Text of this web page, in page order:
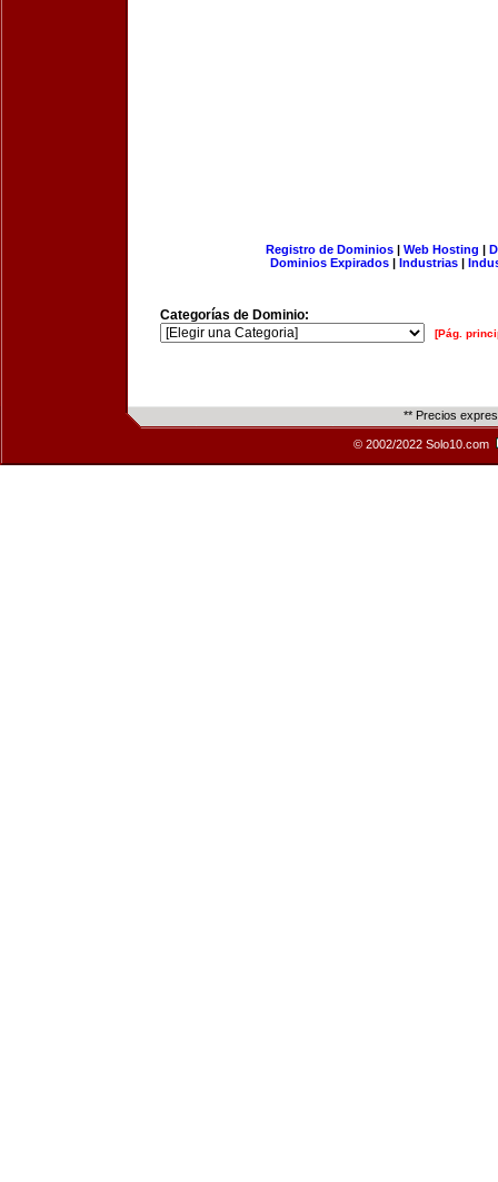
Registro de Dominios| Web Hosting |
Dominios Expirados | Industrias |
Categorías de Dominio:
[Pág.
** Precios
© 2002/2022 Solo10.com